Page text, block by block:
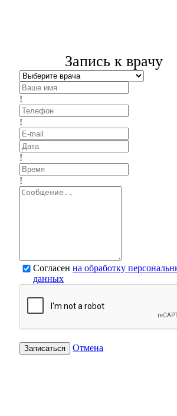
Запись к врачу
!
!
!
!
Согласен на обработку
данных
Записаться Отмена